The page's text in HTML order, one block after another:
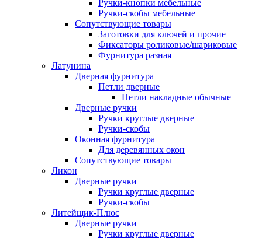
Ручки-кнопки мебельные
Ручки-скобы мебельные
Сопутствующие товары
Заготовки для ключей и прочие
Фиксаторы роликовые/шариковые
Фурнитура разная
Латунина
Дверная фурнитура
Петли дверные
Петли накладные обычные
Дверные ручки
Ручки круглые дверные
Ручки-скобы
Оконная фурнитура
Для деревянных окон
Сопутствующие товары
Ликон
Дверные ручки
Ручки круглые дверные
Ручки-скобы
Литейщик-Плюс
Дверные ручки
Ручки круглые дверные